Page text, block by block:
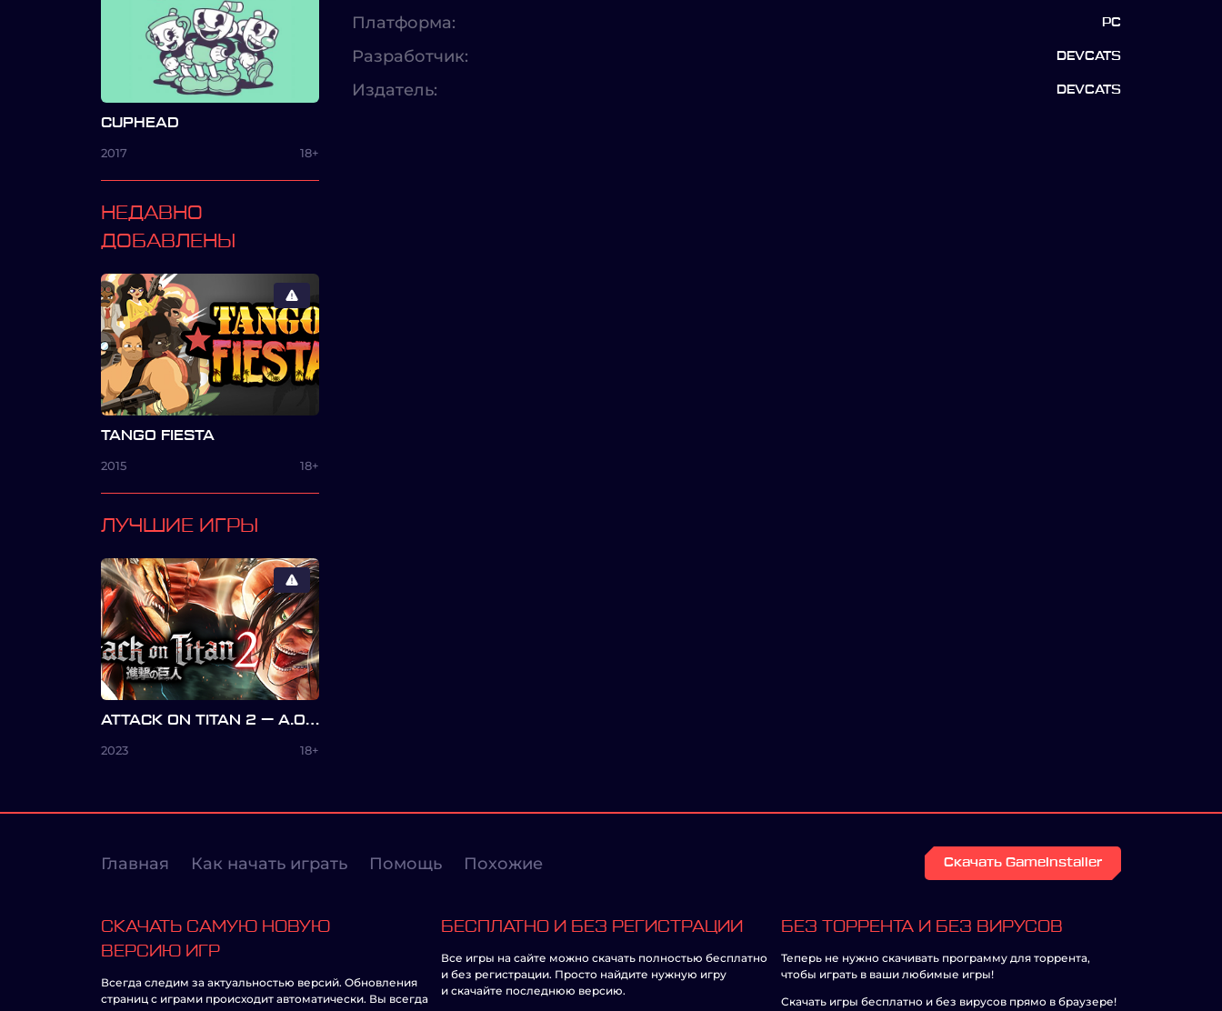
CUPHEAD
2017 18+
НЕДАВНО
ДОБАВЛЕНЫ
TANGO FIESTA
2015 18+
ЛУЧШИЕ ИГРЫ
ATTACK ON TITAN 2 — A.O.T.2
2023 18+
Платформа: PC
Разработчик: DEVCATS
Издатель: DEVCATS
Главная Как начать играть Помощь Похожие Скачать GameInstaller
СКАЧАТЬ САМУЮ НОВУЮ
ВЕРСИЮ ИГР
Всегда следим за актуальностью версий. Обновления
страниц с играми происходит автоматически. Вы всегда
БЕСПЛАТНО И БЕЗ РЕГИСТРАЦИИ
Все игры на сайте можно скачать полностью бесплатно
и без регистрации. Просто найдите нужную игру
и скачайте последнюю версию.
БЕЗ ТОРРЕНТА И БЕЗ ВИРУСОВ
Теперь не нужно скачивать программу для торрента,
чтобы играть в ваши любимые игры!
Скачать игры бесплатно и без вирусов прямо в браузере!